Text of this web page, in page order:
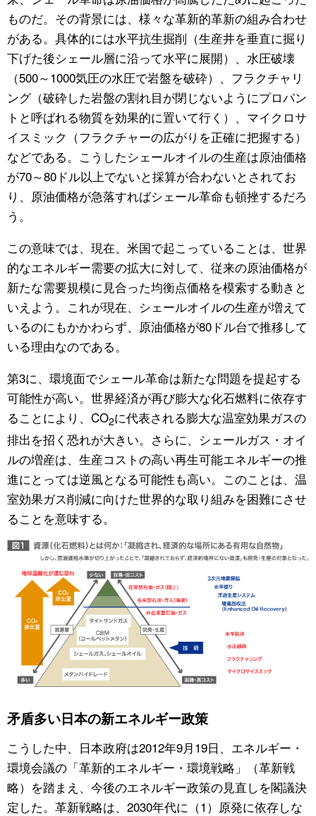
ものだ。その背景には、様々な革新的革新の組み合わせ
がある。具体的には水平抗生掘削（生産井を垂直に掘り
下げた後シェール層に沿って水平に展開）、水圧破壊
（500～1000気圧の水圧で岩盤を破砕）、フラクチャリ
ング（破砕した岩盤の割れ目が閉じないようにプロパン
トと呼ばれる物質を効果的に置いて行く）、マイクロサ
イスミック（フラクチャーの広がりを正確に把握する）
などである。こうしたシェールオイルの生産は原油価格
が70～80ドル以上でないと採算が合わないとされてお
り、原油価格が急落すればシェール革命も頓挫するだろ
う。
この意味では、現在、米国で起こっていることは、世界
的なエネルギー需要の拡大に対して、従来の原油価格が
新たな需要規模に見合った均衡点価格を模索する動きと
いえよう。これが現在、シェールオイルの生産が増えて
いるのにもかかわらず、原油価格が80ドル台で推移して
いる理由なのである。
第3に、環境面でシェール革命は新たな問題を提起する
可能性が高い。世界経済が再び膨大な化石燃料に依存す
ることにより、CO2に代表される膨大な温室効果ガスの
排出を招く恐れが大きい。さらに、シェールガス・オイ
ルの増産は、生産コストの高い再生可能エネルギーの推
進にとっては逆風となる可能性も高い。このことは、温
室効果ガス削減に向けた世界的な取り組みを困難にさせ
ることを意味する。
矛盾多い日本の新エネルギー政策
こうした中、日本政府は2012年9月19日、エネルギー・
環境会議の「革新的エネルギー・環境戦略」（革新戦
略）を踏まえ、今後のエネルギー政策の見直しを閣議決
定した。革新戦略は、2030年代に（1）原発に依存しな